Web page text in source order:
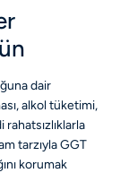
dair
alkol tüketimi,
tarzıyla GGT
korumak